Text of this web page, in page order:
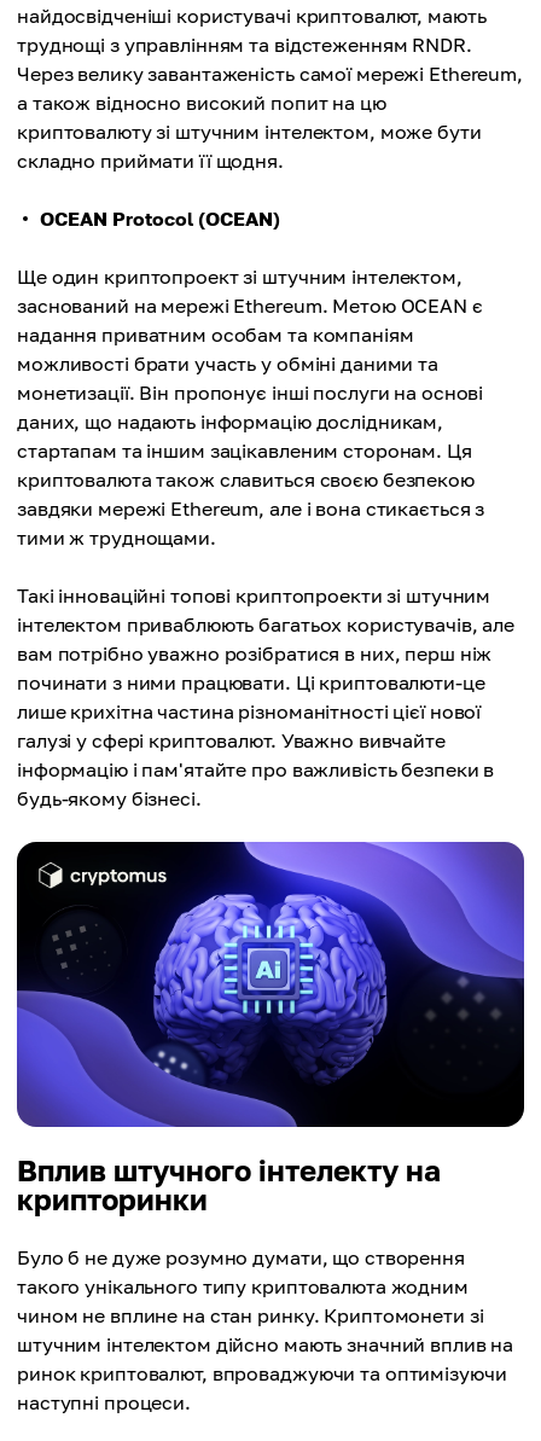
найдосвідченіші користувачі криптовалют, мають
труднощі з управлінням та відстеженням RNDR.
Через велику завантаженість самої мережі Ethereum,
а також відносно високий попит на цю
криптовалюту зі штучним інтелектом, може бути
складно приймати її щодня.
OCEAN Protocol (OCEAN)
Ще один криптопроект зі штучним інтелектом,
заснований на мережі Ethereum. Метою OCEAN є
надання приватним особам та компаніям
можливості брати участь у обміні даними та
монетизації. Він пропонує інші послуги на основі
даних, що надають інформацію дослідникам,
стартапам та іншим зацікавленим сторонам. Ця
криптовалюта також славиться своєю безпекою
завдяки мережі Ethereum, але і вона стикається з
тими ж труднощами.
Такі інноваційні топові криптопроекти зі штучним
інтелектом приваблюють багатьох користувачів, але
вам потрібно уважно розібратися в них, перш ніж
починати з ними працювати. Ці криптовалюти-це
лише крихітна частина різноманітності цієї нової
галузі у сфері криптовалют. Уважно вивчайте
інформацію і пам'ятайте про важливість безпеки в
будь-якому бізнесі.
Вплив штучного інтелекту на
крипторинки
Було б не дуже розумно думати, що створення
такого унікального типу криптовалюта жодним
чином не вплине на стан ринку. Криптомонети зі
штучним інтелектом дійсно мають значний вплив на
ринок криптовалют, впроваджуючи та оптимізуючи
наступні процеси.